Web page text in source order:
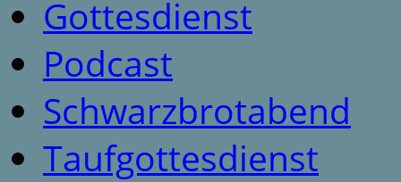
Gottesdienst
Podcast
Schwarzbrotabend
Taufgottesdienst